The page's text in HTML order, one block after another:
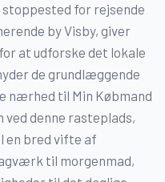
stoppested for rejsende
by Visby, giver
at udforske det lokale
de grundlæggende
nærhed til Min Købmand
denne rasteplads,
en bred vifte af
til morgenmad,